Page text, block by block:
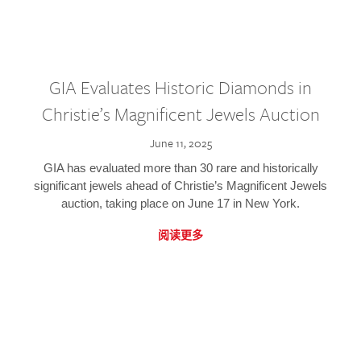
GIA Evaluates Historic Diamonds in
Christie’s Magnificent Jewels Auction
June 11, 2025
GIA has evaluated more than 30 rare and historically
significant jewels ahead of Christie’s Magnificent Jewels
auction, taking place on June 17 in New York.
阅读更多